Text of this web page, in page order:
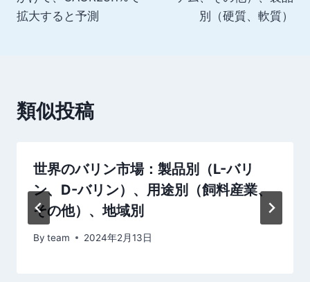
ビ
シ
ョ
拡大すると予測
別（硬質、軟質）
類似投稿
世界のバリン市場：製品別（L-バリ
ン、D-バリン）、用途別（飼料産業、
その他）、地域別
By team 2024年2月13日